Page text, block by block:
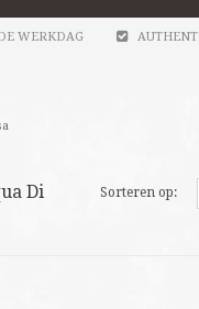
WERKDAG
Di
Sorteren op: